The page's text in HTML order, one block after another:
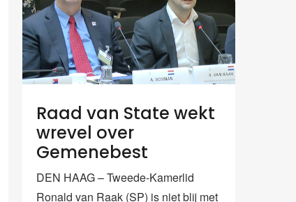
Raad van State wekt
wrevel over
Gemenebest
DEN HAAG – Tweede-Kamerlid
Ronald van Raak (SP) is niet blij met